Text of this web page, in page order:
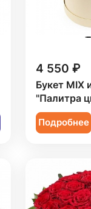
4 550 ₽
Букет MIX
"Палитра
Подробнее